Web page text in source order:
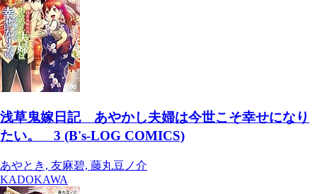
浅草鬼嫁日記 あやかし夫婦は今世こそ幸せになり
たい。 3 (B's-LOG COMICS)
あやとき, 友麻碧, 藤丸豆ノ介
KADOKAWA